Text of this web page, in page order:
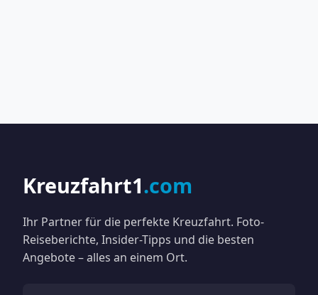
Kreuzfahrt1.com
Ihr Partner für die perfekte Kreuzfahrt. Foto-
Reiseberichte, Insider-Tipps und die besten
Angebote – alles an einem Ort.